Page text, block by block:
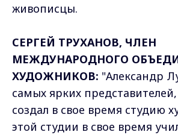
живописцы.
СЕРГЕЙ ТРУХАНОВ, ЧЛЕН
МЕЖДУНАРОДНОГО
ХУДОЖНИКОВ: "Александр
самых ярких
создал в свое время студию
этой студии в свое время